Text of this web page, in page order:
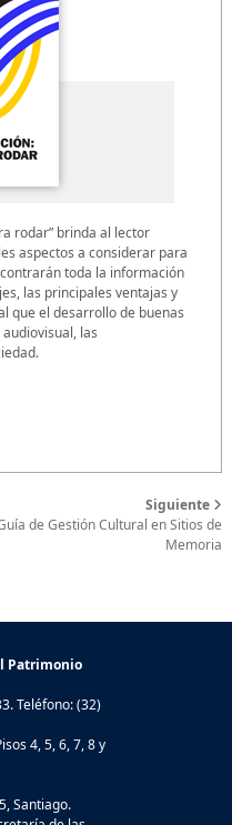
rodar” brinda al lector
aspectos a considerar para
toda la información
las principales ventajas y
que el desarrollo de buenas
las
Siguiente
de Gestión Cultural en Sitios de
Memoria
Patrimonio
Teléfono: (32)
4, 5, 6, 7, 8 y
Santiago.